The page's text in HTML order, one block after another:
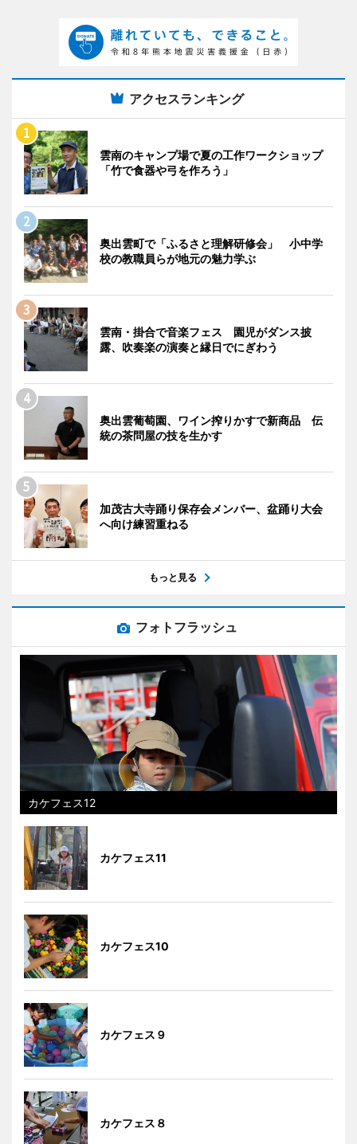
アクセスランキング
雲南のキャンプ場で夏の工作ワークショップ
「竹で食器や弓を作ろう」
奥出雲町で「ふるさと理解研修会」 小中学
校の教職員らが地元の魅力学ぶ
雲南・掛合で音楽フェス 園児がダンス披
露、吹奏楽の演奏と縁日でにぎわう
奥出雲葡萄園、ワイン搾りかすで新商品 伝
統の茶問屋の技を生かす
加茂古大寺踊り保存会メンバー、盆踊り大会
へ向け練習重ねる
もっと見る
フォトフラッシュ
カケフェス12
カケフェス11
カケフェス10
カケフェス９
カケフェス８